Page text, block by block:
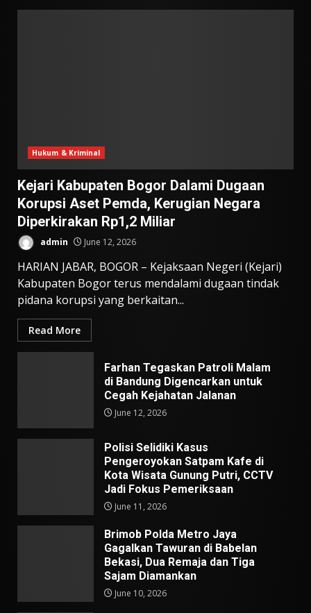
Hukum & Kriminal
Kejari Kabupaten Bogor Dalami Dugaan
Korupsi Aset Pemda, Kerugian Negara
Diperkirakan Rp1,2 Miliar
admin June 12, 2026
HARIAN JABAR, BOGOR – Kejaksaan Negeri (Kejari)
Kabupaten Bogor terus mendalami dugaan tindak
pidana korupsi yang berkaitan...
Read More
Farhan Tegaskan Patroli Malam
di Bandung Digencarkan untuk
Cegah Kejahatan Jalanan
June 12, 2026
Polisi Selidiki Kasus
Pengeroyokan Satpam Kafe di
Kota Wisata Gunung Putri, CCTV
Jadi Fokus Pemeriksaan
June 11, 2026
Brimob Polda Metro Jaya
Gagalkan Tawuran di Babelan
Bekasi, Dua Remaja dan Tiga
Sajam Diamankan
June 10, 2026